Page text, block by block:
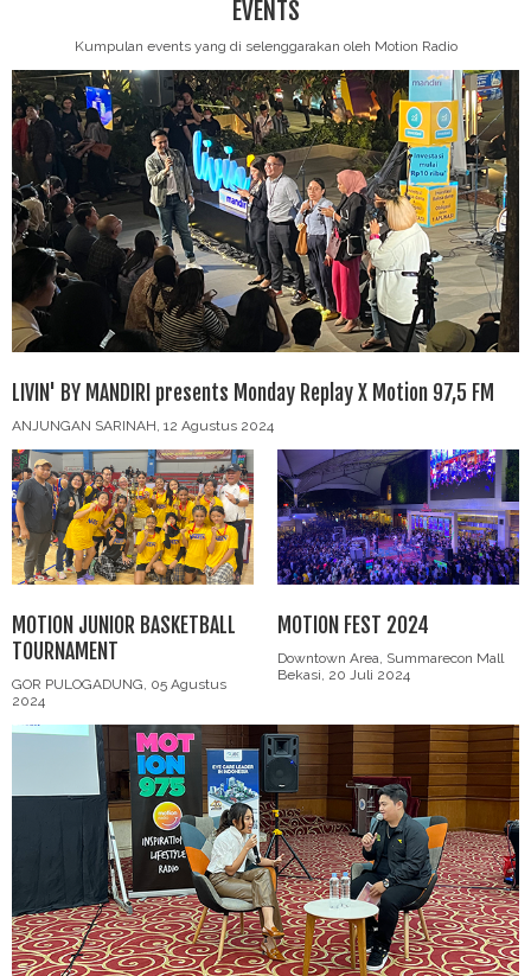
EVENTS
Kumpulan events yang di selenggarakan oleh Motion Radio
LIVIN' BY MANDIRI presents Monday Replay X Motion 97,5 FM
ANJUNGAN SARINAH, 12 Agustus 2024
MOTION JUNIOR BASKETBALL
TOURNAMENT
GOR PULOGADUNG, 05 Agustus
2024
MOTION FEST 2024
Downtown Area, Summarecon Mall
Bekasi, 20 Juli 2024